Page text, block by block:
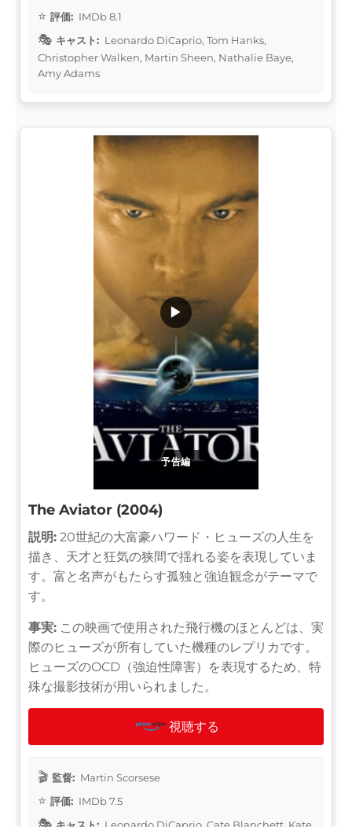
評価: IMDb 8.1
キャスト: Leonardo DiCaprio, Tom Hanks,
Christopher Walken, Martin Sheen, Nathalie Baye,
Amy Adams
予告編
▶
The Aviator (2004)
説明: 20世紀の大富豪ハワード・ヒューズの人生を
描き、天才と狂気の狭間で揺れる姿を表現していま
す。富と名声がもたらす孤独と強迫観念がテーマで
す。
事実: この映画で使用された飛行機のほとんどは、実
際のヒューズが所有していた機種のレプリカです。
ヒューズのOCD（強迫性障害）を表現するため、特
殊な撮影技術が用いられました。
視聴する
監督: Martin Scorsese
評価: IMDb 7.5
キャスト: Leonardo DiCaprio, Cate Blanchett, Kate